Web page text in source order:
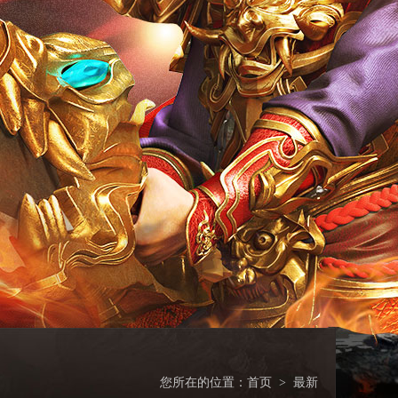
您所在的位置： 首页 > 最新